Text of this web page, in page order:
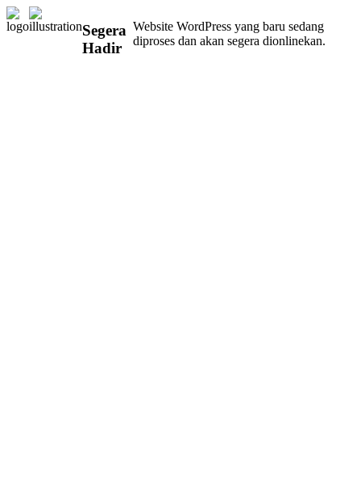
Segera
Hadir
Website WordPress yang baru sedang
diproses dan akan segera dionlinekan.